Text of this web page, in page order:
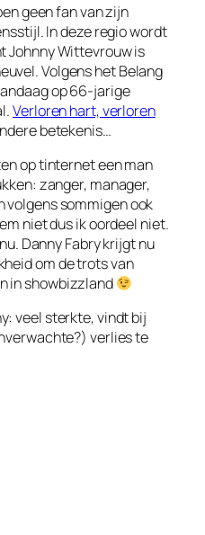
geen fan van zijn
In deze regio wordt
Johnny Wittevrouw is
Volgens het Belang
op 66-jarige
Verloren hart, verloren
betekenis…
op tinternet een man
zanger, manager,
volgens sommigen ook
niet dus ik oordeel niet.
Danny Fabry krijgt nu
om de trots van
in showbizzland
veel sterkte, vindt bij
verlies te